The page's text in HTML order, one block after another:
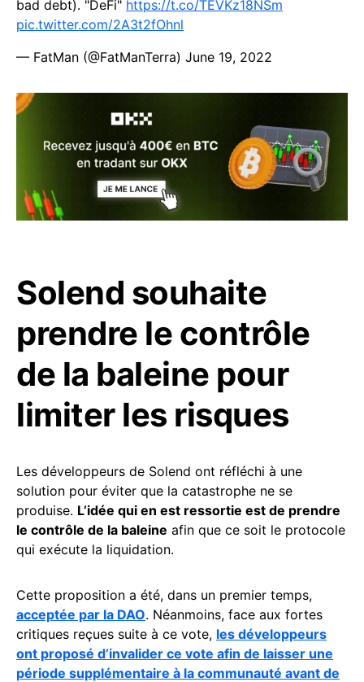
bad debt). "DeFi" https://t.co/TEVKz18NSm
pic.twitter.com/2A3t2fOhnl
— FatMan (@FatManTerra) June 19, 2022
Solend souhaite
prendre le contrôle
de la baleine pour
limiter les risques
Les développeurs de Solend ont réfléchi à une
solution pour éviter que la catastrophe ne se
produise. L’idée qui en est ressortie est de prendre
le contrôle de la baleine afin que ce soit le protocole
qui exécute la liquidation.
Cette proposition a été, dans un premier temps,
acceptée par la DAO. Néanmoins, face aux fortes
critiques reçues suite à ce vote, les développeurs
ont proposé d’invalider ce vote afin de laisser une
période supplémentaire à la communauté avant de